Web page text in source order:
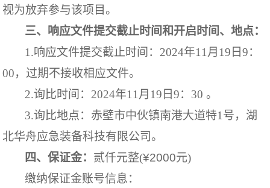
视为放弃参与该项目 。
三、响应文件提交截止时间和开启时间、地点：
1.响应文件提交截止时间： 2024年11月19日9：
00，过期不接收相应文件。
2.询比时间： 2024年11月19日9：30 。
3.询比地点： 赤壁市中伙镇南港大道特1 号，湖
北华舟应急装备科技有限公司。
四、保证金： 贰仟元整(¥2000元)
缴纳保证金账号信息：